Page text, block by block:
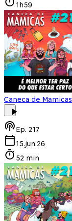
1h59
Caneca de Mamicas
Ep. 217
15.jun.26
52 min